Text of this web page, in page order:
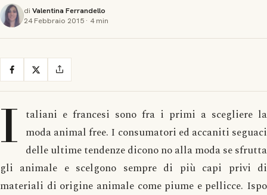
di Valentina Ferrandello
24 Febbraio 2015 · 4 min
I taliani e francesi sono fra i primi a scegliere la
moda animal free. I consumatori ed accaniti seguaci
delle ultime tendenze dicono no alla moda se sfrutta
gli animale e scelgono sempre di più capi privi di
materiali di origine animale come piume e pellicce. Ispo